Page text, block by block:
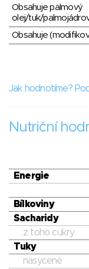
Obsahuje palmový
olej/tuk/
Obsahuje
Jak hodnotíme?
Nutriční
Energie
Bílkoviny
Sacharidy
z toho cukry
Tuky
nasycené